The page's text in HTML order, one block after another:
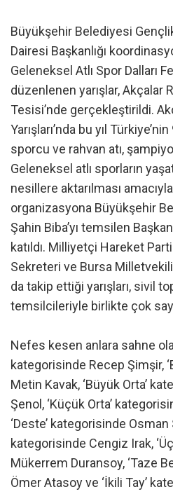
Büyükşehir Belediyesi
Dairesi Başkanlığı
Geleneksel Atlı Spor Dalları
düzenlenen yarışlar, Akçalar
Tesisi’nde gerçekleştirildi.
Yarışları’nda bu yıl
sporcu ve rahvan atı,
Geleneksel atlı sporların
nesillere aktarılması
organizasyona Büyükşehir
Şahin Biba’yı temsilen
katıldı. Milliyetçi Hareket
Sekreteri ve Bursa
da takip ettiği yarışları, sivil
temsilcileriyle birlikte çok
Nefes kesen anlara sahne
kategorisinde Recep Şimşir,
Metin Kavak, ‘Büyük Orta’
Şenol, ‘Küçük Orta’
‘Deste’ kategorisinde Osman
kategorisinde Cengiz Irak,
Mükerrem Duransoy, ‘Taze
Ömer Atasoy ve ‘İkili Tay’